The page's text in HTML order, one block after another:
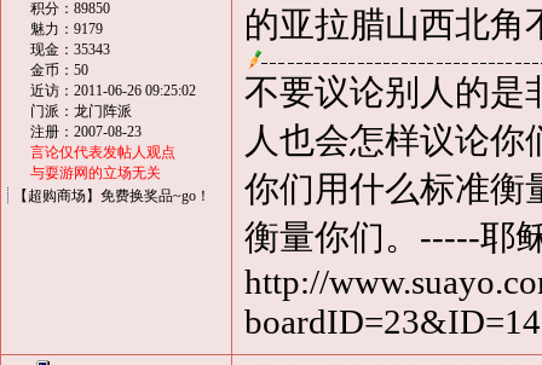
积分：89850
魅力：9179
现金：35343
金币：50
近访：2011-06-26 09:25:02
门派：龙门阵派
注册：2007-08-23
言论仅代表发帖人观点
与耍游网的立场无关
【超购商场】免费换奖品~go！
的亚拉腊山西北角
不要议论别人的是
人也会怎样议论你
你们用什么标准衡
衡量你们。-----耶
http://